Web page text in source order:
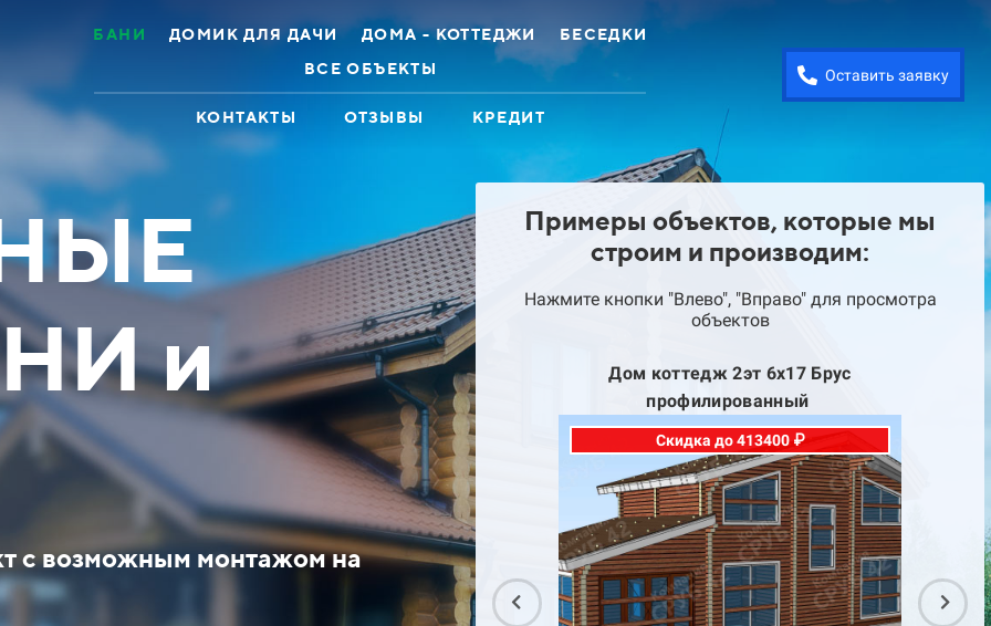
БАНИ ДОМИК ДЛЯ ДАЧИ ДОМА - КОТТЕДЖИ
БЕСЕДКИ
ВСЕ ОБЪЕКТЫ
КОНТАКТЫ ОТЗЫВЫ КРЕДИТ
Оставить заявку
и
с возможным монтажом на
Примеры объектов, которые мы
строим и производим:
Нажмите кнопки "Влево", "Вправо" для просмотра
объектов
2эт 8х12 Брус
448100 ₽
Дом коттедж 11х13
Оцилиндрованное бревно
Скидка до 329600 ₽
Дом коттедж 2эт 6х17 Брус
профилированный
Скидка до 413400 ₽